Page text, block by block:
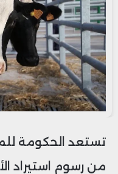
تستعد الحكومة
من رسوم استيراد